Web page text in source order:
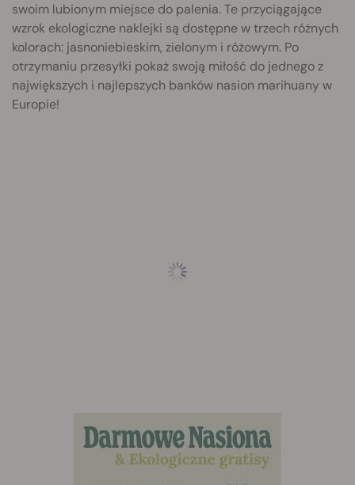
swoim lubionym miejsce do palenia. Te przyciągające
wzrok ekologiczne naklejki są dostępne w trzech różnych
kolorach: jasnoniebieskim, zielonym i różowym. Po
otrzymaniu przesyłki pokaż swoją miłość do jednego z
największych i najlepszych banków nasion marihuany w
Europie!